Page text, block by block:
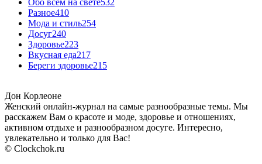
Разное410
Мода и стиль254
Досуг240
Здоровье223
Вкусная еда217
Береги здоровье215
Дон Корлеоне
Женский онлайн-журнал на самые разнообразные темы. Мы
расскажем Вам о красоте и моде, здоровье и отношениях,
активном отдыхе и разнообразном досуге. Интересно,
увлекательно и только для Вас!
© Clockchok.ru